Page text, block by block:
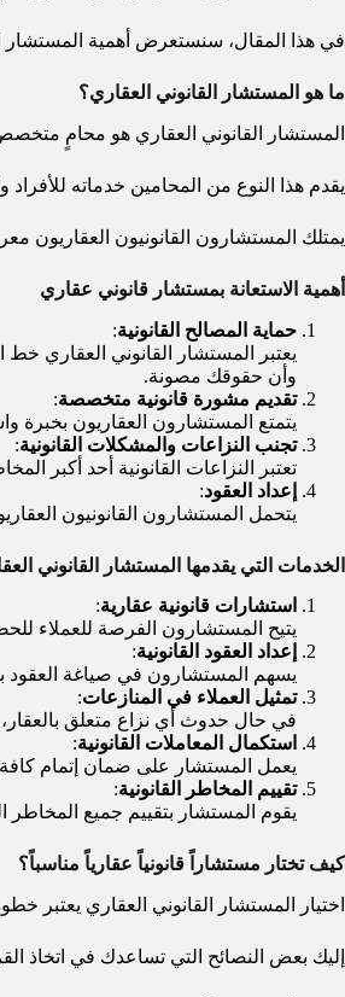
في هذا المقال، سنستعرض أهمية
ما هو المستشار القانوني العقاري؟
المستشار القانوني العقاري هو محامٍ
يقدم هذا النوع من المحامين خدماته
يمتلك المستشارون القانونيون العقاريون
أهمية الاستعانة بمستشار قانوني عقاري
حماية المصالح القانونية:
يعتبر المستشار القانوني العقاري
وأن حقوقك مصونة.
تقديم مشورة قانونية متخصصة:
يتمتع المستشارون العقاريون بخبرة
تجنب النزاعات والمشكلات القانونية:
تعتبر النزاعات القانونية أحد أكبر
إعداد العقود:
يتحمل المستشارون القانونيون
الخدمات التي يقدمها المستشار القانوني
استشارات قانونية عقارية:
يتيح المستشارون الفرصة للعملاء
إعداد العقود القانونية:
يسهم المستشارون في صياغة العقود
تمثيل العملاء في المنازعات:
في حال حدوث أي نزاع متعلق بالعقار،
استكمال المعاملات القانونية:
يعمل المستشار على ضمان إتمام كافة
تقييم المخاطر القانونية:
يقوم المستشار بتقييم جميع المخاطر
كيف تختار مستشاراً قانونياً عقارياً مناسباً؟
اختيار المستشار القانوني العقاري يعتبر
إليك بعض النصائح التي تساعدك في اتخاذ